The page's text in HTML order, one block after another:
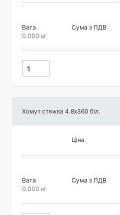
Вага
0.000 кг
Сума з ПДВ
Хомут стяжка 4.8х360 біл.
Ціна
Вага
0.000 кг
Сума з ПДВ